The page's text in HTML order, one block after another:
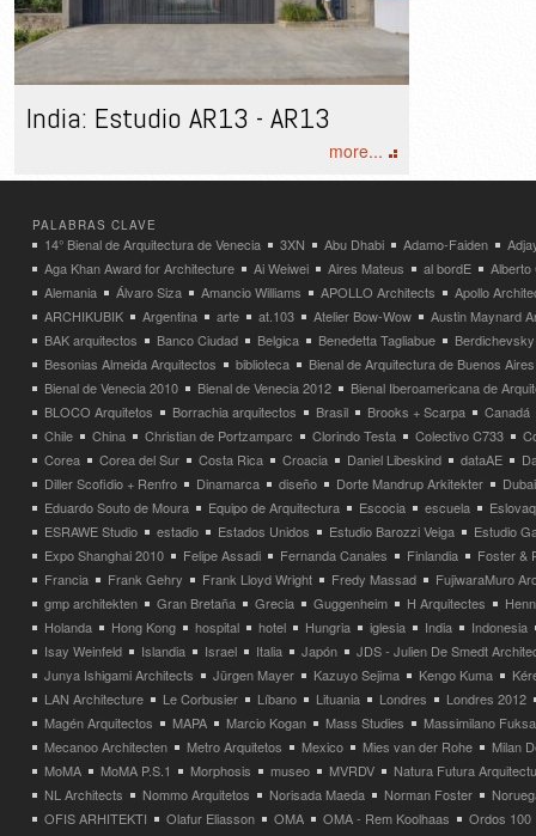
India: Estudio AR13 - AR13
more...
PALABRAS CLAVE
14° Bienal de Arquitectura de Venecia 3XN Abu Dhabi Adamo-Faiden
Aga Khan Award for Architecture
Ai Weiwei Aires Mateus al bordE
Alberto
Alemania
Álvaro Siza Amancio Williams APOLLO Architects
Apollo
ARCHIKUBIK
Argentina arte at.103 Atelier Bow-Wow
Austin Maynard
BAK arquitectos
Banco Ciudad Belgica Benedetta Tagliabue
Besonias Almeida Arquitectos
biblioteca
Bienal de Arquitectura de Buenos Aires
Bienal de Venecia 2010
Bienal de Venecia 2012
Bienal Iberoamericana de
BLOCO Arquitetos
Borrachia arquitectos Brasil Brooks + Scarpa
Canadá
Chile
China Christian de Portzamparc Clorindo Testa Colectivo C733
Corea
Corea del Sur Costa Rica Croacia Daniel Libeskind dataAE
Diller Scofidio + Renfro
Dinamarca diseño Dorte Mandrup Arkitekter
Dubai
Eduardo Souto de Moura
Equipo de Arquitectura Escocia escuela
ESRAWE Studio
estadio Estados Unidos Estudio Barozzi Veiga
Estudio
Expo Shanghai 2010
Felipe Assadi Fernanda Canales Finlandia
Foster &
Francia
Frank Gehry Frank Lloyd Wright Fredy Massad
FujiwaraMuro
gmp architekten
Gran Bretaña Grecia Guggenheim H Arquitectes
Holanda
Hong Kong hospital hotel Hungria iglesia India
Indonesia
Isay Weinfeld
Islandia Israel Italia Japón
JDS - Julien De Smedt
Junya Ishigami Architects
Jürgen Mayer Kazuyo Sejima Kengo Kuma
LAN Architecture
Le Corbusier Líbano Lituania Londres
Londres 2012
Magén Arquitectos
MAPA Marcio Kogan Mass Studies
Massimilano
Mecanoo Architecten
Metro Arquitetos Mexico Mies van der Rohe
Milan
MoMA
MoMA P.S.1 Morphosis museo MVRDV
Natura Futura
NL Architects
Nommo Arquitetos Norisada Maeda Norman Foster
OFIS ARHITEKTI
Olafur Eliasson OMA OMA - Rem Koolhaas
Ordos 100